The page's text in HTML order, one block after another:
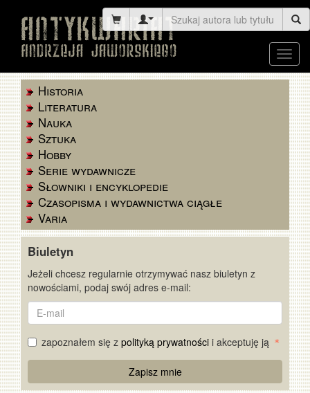
Historia
Literatura
Nauka
Sztuka
Hobby
Serie wydawnicze
Słowniki i encyklopedie
Czasopisma i wydawnictwa ciągłe
Varia
Biuletyn
Jeżeli chcesz regularnie otrzymywać nasz biuletyn z
nowościami, podaj swój adres e-mail:
E-
mail
zapoznałem się z polityką prywatności i akceptuję ją
Captcha
Zapisz mnie